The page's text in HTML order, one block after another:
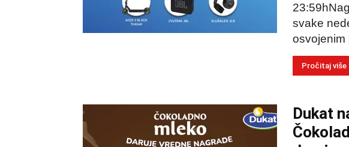
svake
osvojenim
Pročitaj više
Dukat